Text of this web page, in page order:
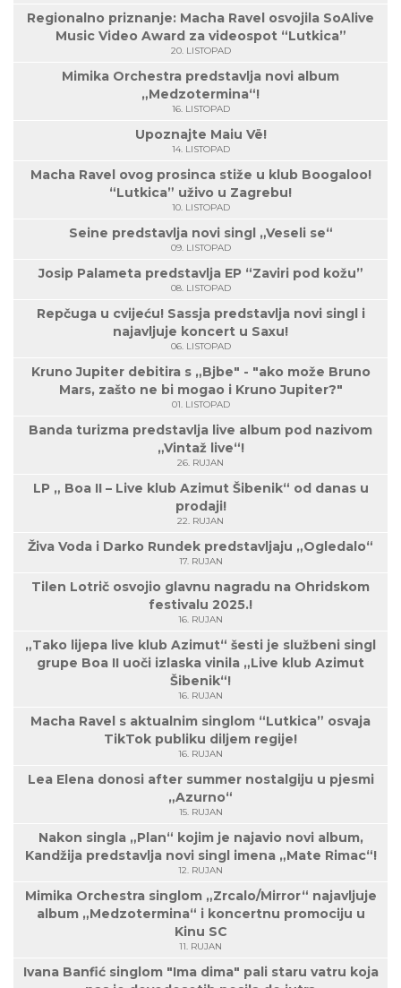
Regionalno priznanje: Macha Ravel osvojila SoAlive
Music Video Award za videospot “Lutkica”
20. LISTOPAD
Mimika Orchestra predstavlja novi album
„Medzotermina“!
16. LISTOPAD
Upoznajte Maiu Vë!
14. LISTOPAD
Macha Ravel ovog prosinca stiže u klub Boogaloo!
“Lutkica” uživo u Zagrebu!
10. LISTOPAD
Seine predstavlja novi singl „Veseli se“
09. LISTOPAD
Josip Palameta predstavlja EP “Zaviri pod kožu”
08. LISTOPAD
Repčuga u cvijeću! Sassja predstavlja novi singl i
najavljuje koncert u Saxu!
06. LISTOPAD
Kruno Jupiter debitira s „Bjbe" - "ako može Bruno
Mars, zašto ne bi mogao i Kruno Jupiter?"
01. LISTOPAD
Banda turizma predstavlja live album pod nazivom
„Vintaž live“!
26. RUJAN
LP „ Boa II – Live klub Azimut Šibenik“ od danas u
prodaji!
22. RUJAN
Živa Voda i Darko Rundek predstavljaju „Ogledalo“
17. RUJAN
Tilen Lotrič osvojio glavnu nagradu na Ohridskom
festivalu 2025.!
16. RUJAN
„Tako lijepa live klub Azimut“ šesti je službeni singl
grupe Boa II uoči izlaska vinila „Live klub Azimut
Šibenik“!
16. RUJAN
Macha Ravel s aktualnim singlom “Lutkica” osvaja
TikTok publiku diljem regije!
16. RUJAN
Lea Elena donosi after summer nostalgiju u pjesmi
„Azurno“
15. RUJAN
Nakon singla „Plan“ kojim je najavio novi album,
Kandžija predstavlja novi singl imena „Mate Rimac“!
12. RUJAN
Mimika Orchestra singlom „Zrcalo/Mirror“ najavljuje
album „Medzotermina“ i koncertnu promociju u
Kinu SC
11. RUJAN
Ivana Banfić singlom "Ima dima" pali staru vatru koja